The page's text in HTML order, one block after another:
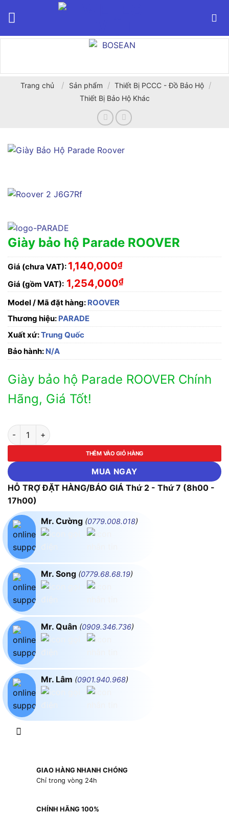
Trang chủ / Sản phẩm / Thiết Bị PCCC - Đồ Bảo Hộ /
Thiết Bị Bảo Hộ Khác
Giày bảo hộ Parade ROOVER
Giá (chưa VAT): 1,140,000₫
Giá (gồm VAT): 1,254,000₫
Model / Mã đặt hàng: ROOVER
Thương hiệu: PARADE
Xuất xứ:Trung Quốc
Bảo hành: N/A
Giày bảo hộ Parade ROOVER Chính
Hãng, Giá Tốt!
Giày bảo hộ Parade ROOVER số lượng
THÊM VÀO GIỎ HÀNG
MUA NGAY
HỖ TRỢ ĐẶT HÀNG/BÁO GIÁ Thứ 2 - Thứ 7 (8h00 -
17h00)
Mr. Cường (0779.008.018)
Mr. Song (0779.68.68.19)
Mr. Quân (0909.346.736)
Mr. Lâm (0901.940.968)
GIAO HÀNG NHANH CHÓNG
Chỉ trong vòng 24h
CHÍNH HÃNG 100%